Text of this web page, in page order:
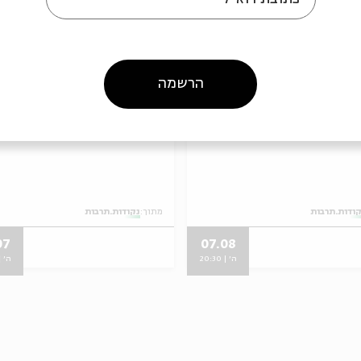
07.08
ה' | 20:30
מתוך: נקודות.תרבות
ה' | 20:30
הרשמה